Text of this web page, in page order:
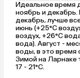
Идеальное время
ноябрь и декабрь.
декабрь, лучше
июнь (+25°C
воздух, +26°C
вода). Август -
воды, в это время
Зимой на Ларнаке
17 - 21°C.